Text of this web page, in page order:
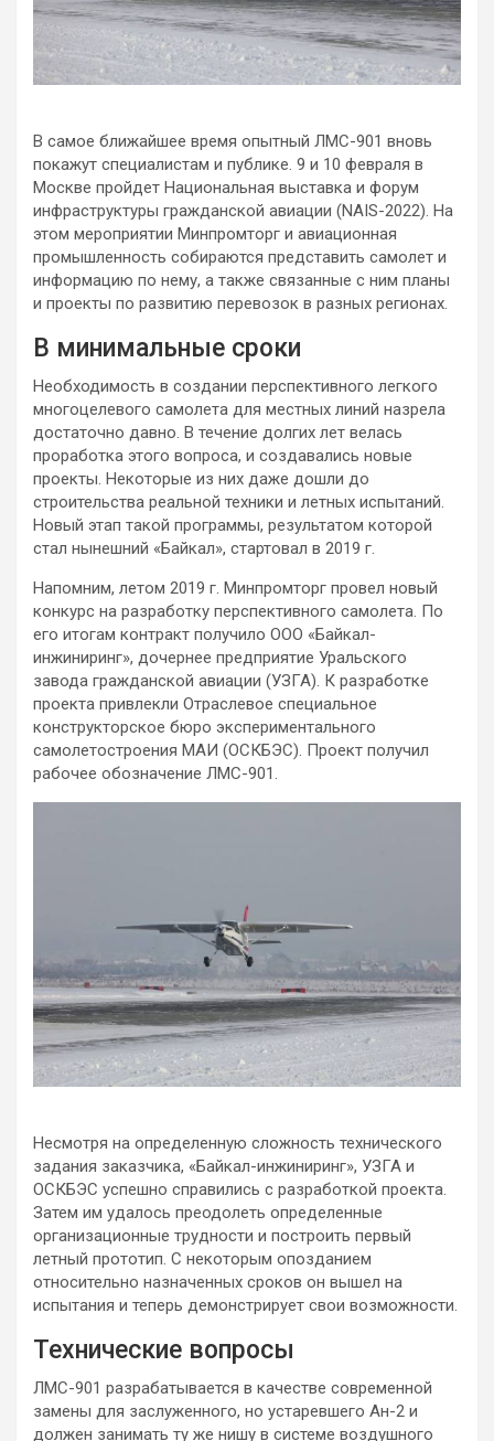
В самое ближайшее время опытный ЛМС-901 вновь
покажут специалистам и публике. 9 и 10 февраля в
Москве пройдет Национальная выставка и форум
инфраструктуры гражданской авиации (NAIS-2022). На
этом мероприятии Минпромторг и авиационная
промышленность собираются представить самолет и
информацию по нему, а также связанные с ним планы
и проекты по развитию перевозок в разных регионах.
В минимальные сроки
Необходимость в создании перспективного легкого
многоцелевого самолета для местных линий назрела
достаточно давно. В течение долгих лет велась
проработка этого вопроса, и создавались новые
проекты. Некоторые из них даже дошли до
строительства реальной техники и летных испытаний.
Новый этап такой программы, результатом которой
стал нынешний «Байкал», стартовал в 2019 г.
Напомним, летом 2019 г. Минпромторг провел новый
конкурс на разработку перспективного самолета. По
его итогам контракт получило ООО «Байкал-
инжиниринг», дочернее предприятие Уральского
завода гражданской авиации (УЗГА). К разработке
проекта привлекли Отраслевое специальное
конструкторское бюро экспериментального
самолетостроения МАИ (ОСКБЭС). Проект получил
рабочее обозначение ЛМС-901.
Несмотря на определенную сложность технического
задания заказчика, «Байкал-инжиниринг», УЗГА и
ОСКБЭС успешно справились с разработкой проекта.
Затем им удалось преодолеть определенные
организационные трудности и построить первый
летный прототип. С некоторым опозданием
относительно назначенных сроков он вышел на
испытания и теперь демонстрирует свои возможности.
Технические вопросы
ЛМС-901 разрабатывается в качестве современной
замены для заслуженного, но устаревшего Ан-2 и
должен занимать ту же нишу в системе воздушного